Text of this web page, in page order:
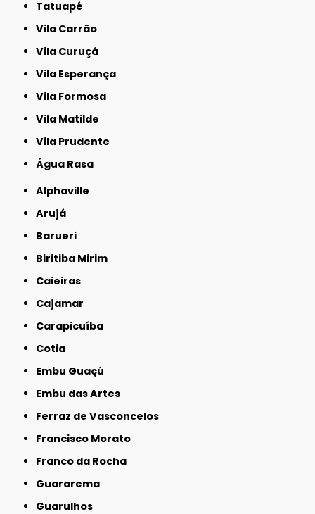
Tatuapé
Vila Carrão
Vila Curuçá
Vila Esperança
Vila Formosa
Vila Matilde
Vila Prudente
Água Rasa
Alphaville
Arujá
Barueri
Biritiba Mirim
Caieiras
Cajamar
Carapicuíba
Cotia
Embu Guaçú
Embu das Artes
Ferraz de Vasconcelos
Francisco Morato
Franco da Rocha
Guararema
Guarulhos